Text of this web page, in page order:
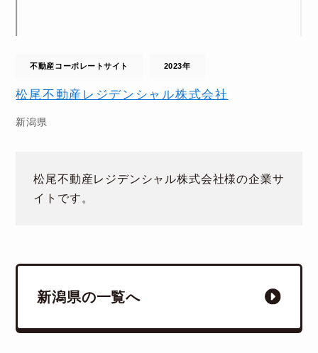
不動産コーポレートサイト 2023年
松尾不動産レジデンシャル株式会社
新潟県
松尾不動産レジデンシャル株式会社様の企業サ
イトです。
新潟県の一覧へ